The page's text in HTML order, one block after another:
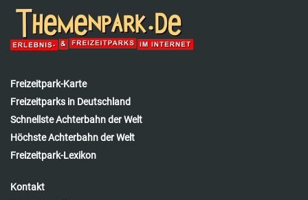
Freizeitpark-Karte
Freizeitparks in Deutschland
Schnellste Achterbahn der Welt
Höchste Achterbahn der Welt
Freizeitpark-Lexikon
Kontakt